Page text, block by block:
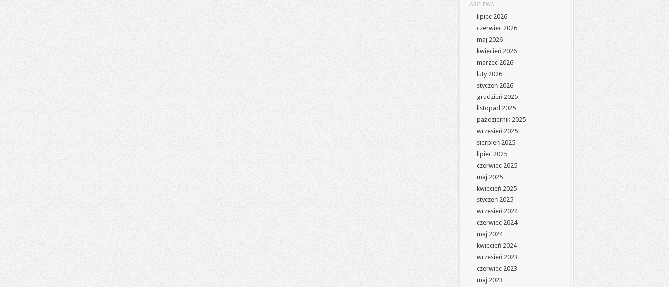
ARCHIWA
lipiec 2026
czerwiec 2026
maj 2026
kwiecień 2026
marzec 2026
luty 2026
styczeń 2026
grudzień 2025
listopad 2025
październik 2025
wrzesień 2025
sierpień 2025
lipiec 2025
czerwiec 2025
maj 2025
kwiecień 2025
styczeń 2025
wrzesień 2024
czerwiec 2024
maj 2024
kwiecień 2024
wrzesień 2023
czerwiec 2023
maj 2023